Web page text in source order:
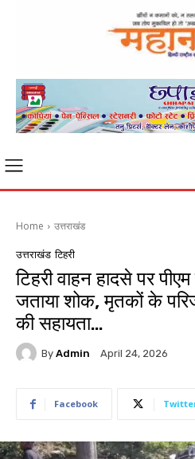
Home उत्तराखंड
उत्तराखंड टिहरी
टिहरी वाहन हादसे पर
जताया शोक, मृतकों के
की सहायता…
By Admin April 24, 2026
Facebook